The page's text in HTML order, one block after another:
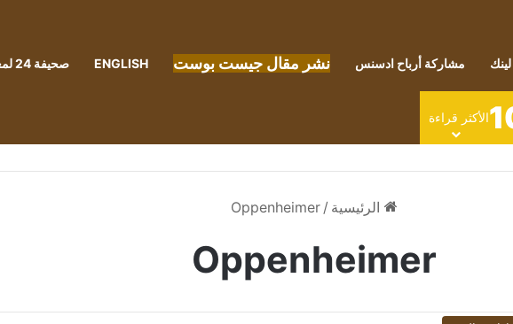
مشاركة أرباح ادسنس نشر مقال جيست بوست ENGLISH صحيفة 24 لمعلوماتك
الأكثر قراءة
الرئيسية /
Oppenheimer
Oppenheimer